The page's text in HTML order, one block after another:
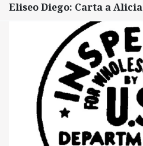
Eliseo Diego: Carta a Alicia